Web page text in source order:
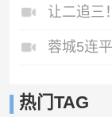
热门TAG